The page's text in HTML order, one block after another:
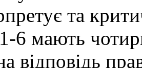
та
6 мають
відповідь